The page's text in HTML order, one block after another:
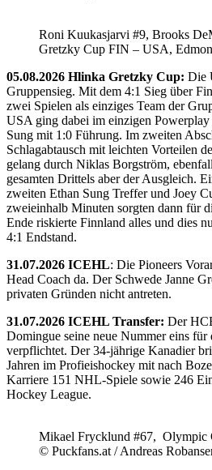
Roni Kuukasjarvi #9, Brooks
Gretzky Cup FIN – USA,
05.08.2026 Hlinka Gretzky Cup: Die
Gruppensieg. Mit dem 4:1 Sieg über
zwei Spielen als einziges Team der
USA ging dabei im einzigen
Sung mit 1:0 Führung. Im zweiten
Schlagabtausch mit leichten Vorteilen
gelang durch Niklas Borgström,
gesamten Drittels aber der Ausgleich.
zweiten Ethan Sung Treffer und Joey
zweieinhalb Minuten sorgten dann für
Ende riskierte Finnland alles und dies
4:1 Endstand.
31.07.2026 ICEHL: Die Pioneers
Head Coach da. Der Schwede Janne
privaten Gründen nicht antreten.
31.07.2026 ICEHL Transfer: Der
Domingue seine neue Nummer eins für
verpflichtet. Der 34-jährige Kanadier
Jahren im Profieishockey mit nach
Karriere 151 NHL-Spiele sowie 246
Hockey League.
Mikael Frycklund #67, Olympic
© Puckfans.at / Andreas